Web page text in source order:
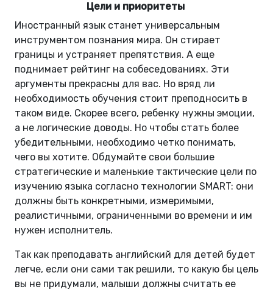
Цели и приоритеты
Иностранный язык станет универсальным
инструментом познания мира. Он стирает
границы и устраняет препятствия. А еще
поднимает рейтинг на собеседованиях. Эти
аргументы прекрасны для вас. Но вряд ли
необходимость обучения стоит преподносить в
таком виде. Скорее всего, ребенку нужны эмоции,
а не логические доводы. Но чтобы стать более
убедительными, необходимо четко понимать,
чего вы хотите. Обдумайте свои большие
стратегические и маленькие тактические цели по
изучению языка согласно технологии SMART: они
должны быть конкретными, измеримыми,
реалистичными, ограниченными во времени и им
нужен исполнитель.
Так как преподавать английский для детей будет
легче, если они сами так решили, то какую бы цель
вы не придумали, малыши должны считать ее